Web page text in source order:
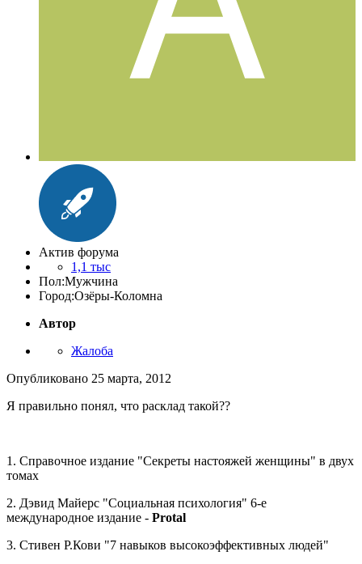
Актив форума
1,1 тыс
Пол:Мужчина
Город:Озёры-Коломна
Автор
Жалоба
Опубликовано 25 марта, 2012
Я правильно понял, что расклад такой??
1. Справочное издание "Секреты настояжей женщины" в двух
томах
2. Дэвид Майерс "Социальная психология" 6-е
международное издание - Protal
3. Стивен Р.Кови "7 навыков высокоэффективных людей"